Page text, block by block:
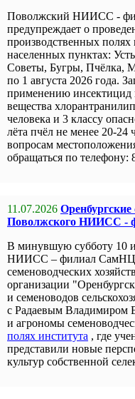
Поволжский НИИСС -
предупреждает о
производственных
населенных пунктах:
Советы, Бугры, Пчёлка,
по 1 августа 2026 года.
применению инсектицид
вещества
человека и 3 классу
лёта пчёл не менее 20-
вопросам
обращаться по телефону:
11.07.2026
Поволжского НИИСС -
В минувшую субботу 10
НИИСС – филиал СамНЦ
семеноводческих
организации
и семеноводов
с Радаевым Владимиром
и агрономы
полях института , где
представили новые
культур собственной